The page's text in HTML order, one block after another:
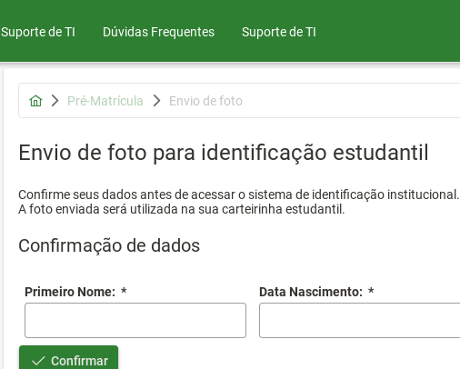
Suporte de TI Dúvidas Frequentes Suporte de TI
Pré-Matrícula Envio de foto
Envio de foto para identificação estudantil
Confirme seus dados antes de acessar o sistema de identificação institucional.
A foto enviada será utilizada na sua carteirinha estudantil.
Confirmação de dados
Primeiro Nome: * Data Nascimento: *
Confirmar